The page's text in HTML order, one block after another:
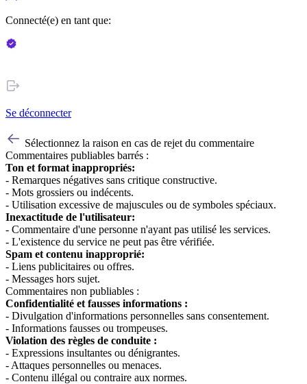
Connecté(e) en tant que:
Se déconnecter
Sélectionnez la raison en cas de rejet du commentaire
Commentaires publiables barrés :
Ton et format inappropriés:
- Remarques négatives sans critique constructive.
- Mots grossiers ou indécents.
- Utilisation excessive de majuscules ou de symboles spéciaux.
Inexactitude de l'utilisateur:
- Commentaire d'une personne n'ayant pas utilisé les services.
- L'existence du service ne peut pas être vérifiée.
Spam et contenu inapproprié:
- Liens publicitaires ou offres.
- Messages hors sujet.
Commentaires non publiables :
Confidentialité et fausses informations :
- Divulgation d'informations personnelles sans consentement.
- Informations fausses ou trompeuses.
Violation des règles de conduite :
- Expressions insultantes ou dénigrantes.
- Attaques personnelles ou menaces.
- Contenu illégal ou contraire aux normes.